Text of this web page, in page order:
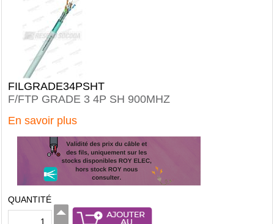
FILGRADE34PSHT
F/FTP GRADE 3 4P SH 900MHZ
En savoir plus
QUANTITÉ